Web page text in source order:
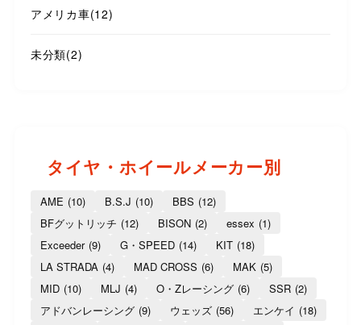
アメリカ車(12)
未分類(2)
タイヤ・ホイールメーカー別
AME (10) B.S.J (10) BBS (12)
BFグットリッチ (12) BISON (2) essex (1)
Exceeder (9) G・SPEED (14) KIT (18)
LA STRADA (4) MAD CROSS (6) MAK (5)
MID (10) MLJ (4) O・Zレーシング (6) SSR (2)
アドバンレーシング (9) ウェッズ (56) エンケイ (18)